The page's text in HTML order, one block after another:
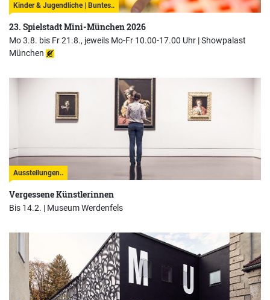
Kinder & Jugendliche | Buntes..
23. Spielstadt Mini-München 2026
Mo 3.8. bis Fr 21.8., jeweils Mo-Fr 10.00-17.00 Uhr |Showpalast
München
Ausstellungen..
Vergessene Künstlerinnen
Bis 14.2. | Museum Werdenfels